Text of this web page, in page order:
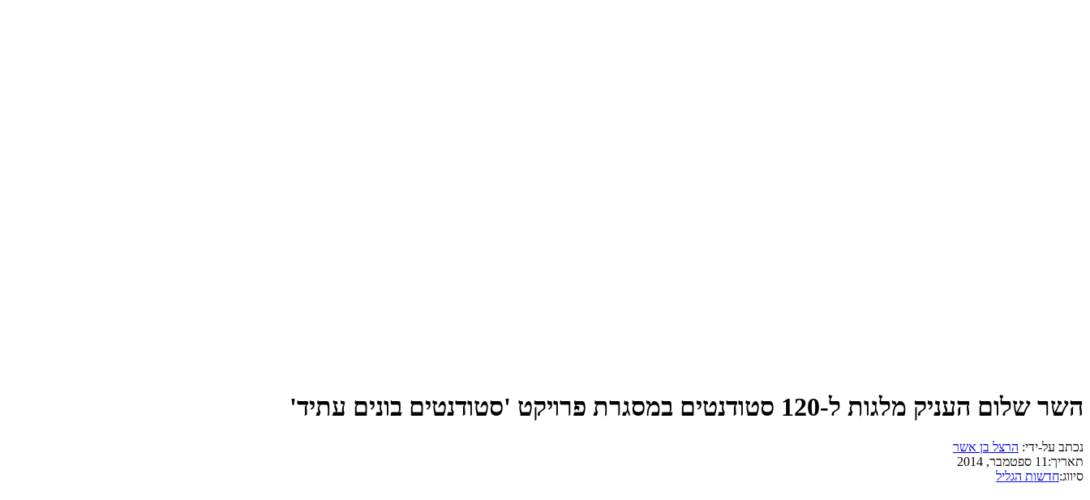
השר שלום העניק מלגות ל-120 סטודנטים במסגרת פרויקט 'סטודנטים בונים עתיד'
נכתב על-ידי: הרצל בן אשר
תאריך: 11 ספטמבר, 2014
סיווג:חדשות הגליל